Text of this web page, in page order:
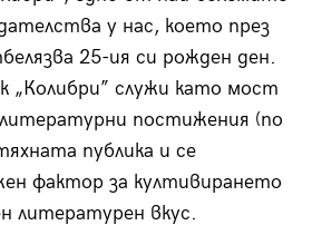
у нас, което през
25-ия си рожден ден.
„Колибри” служи като мост
постижения (по
публика и се
фактор за култивирането
литературен вкус.